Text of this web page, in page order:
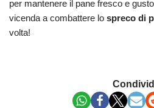
per mantenere il pane fresco e
vicenda a combattere lo spreco di
volta!